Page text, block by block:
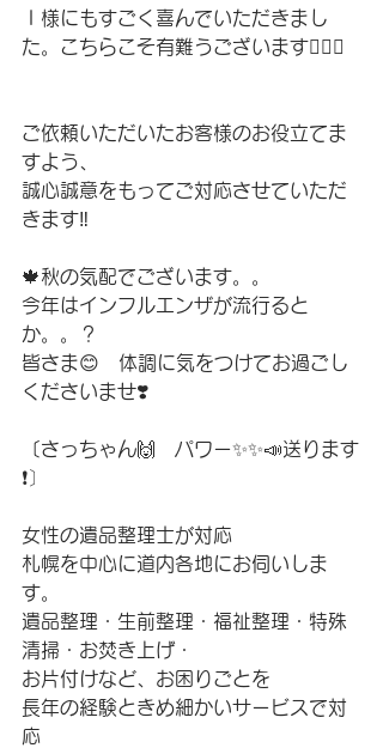
Ｉ様にもすごく喜んでいただきまし
た。こちらこそ有難うございます🙇‍♂️✨
ご依頼いただいたお客様のお役立てま
すよう、
誠心誠意をもってご対応させていただ
きます‼︎
🍁秋の気配でございます。。
今年はインフルエンザが流行ると
か。。？
皆さま😊　体調に気をつけてお過ごし
くださいませ❣️
〔さっちゃん🙌　パワー✨✨📣送ります
❗️〕
女性の遺品整理士が対応
札幌を中心に道内各地にお伺いしま
す。
遺品整理・生前整理・福祉整理・特殊
清掃・お焚き上げ・
お片付けなど、お困りごとを
長年の経験ときめ細かいサービスで対
応